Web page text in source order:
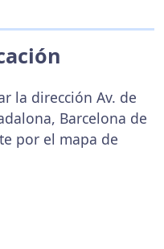
la dirección Av. de
Barcelona de
por el mapa de